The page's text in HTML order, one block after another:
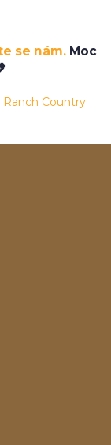
se nám. Moc
Ranch Country